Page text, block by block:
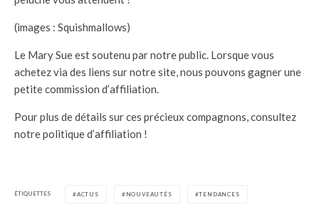
(images : Squishmallows)
Le Mary Sue est soutenu par notre public. Lorsque vous
achetez via des liens sur notre site, nous pouvons gagner une
petite commission d’affiliation.
Pour plus de détails sur ces précieux compagnons, consultez
notre politique d’affiliation !
ÉTIQUETTES ACTUS NOUVEAUTÉS TENDANCES